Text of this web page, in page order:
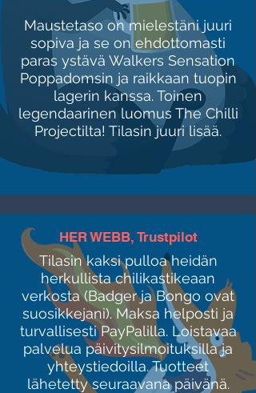
Maustetaso on mielestäni juuri
sopiva ja se on ehdottomasti
paras ystävä Walkers Sensation
Poppadomsin ja raikkaan tuopin
lagerin kanssa. Toinen
legendaarinen luomus The Chilli
Projectilta! Tilasin juuri lisää.
HER WEBB, Trustpilot
Tilasin kaksi pulloa heidän
herkullista chilikastikeaan
verkosta (Badger ja Bongo ovat
suosikkejani). Maksa helposti ja
turvallisesti PayPalilla. Loistavaa
palvelua päivitysilmoituksilla ja
yhteystiedoilla. Tuotteet
lähetetty seuraavana päivänä.